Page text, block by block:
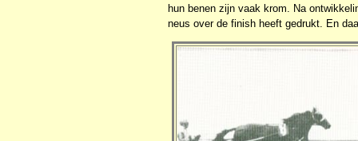
hun benen zijn vaak krom. Na
neus over de finish heeft gedrukt. En